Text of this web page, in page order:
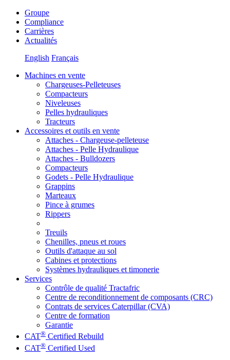
Groupe
Compliance
Carrières
Actualités
English Français
Machines en vente
Chargeuses-Pelleteuses
Compacteurs
Niveleuses
Pelles hydrauliques
Tracteurs
Accessoires et outils en vente
Attaches - Chargeuse-pelleteuse
Attaches - Pelle Hydraulique
Attaches - Bulldozers
Compacteurs
Godets - Pelle Hydraulique
Grappins
Marteaux
Pince à grumes
Rippers
Treuils
Chenilles, pneus et roues
Outils d'attaque au sol
Cabines et protections
Systèmes hydrauliques et timonerie
Services
Contrôle de qualité Tractafric
Centre de reconditionnement de composants (CRC)
Contrats de services Caterpillar (CVA)
Centre de formation
Garantie
CAT® Certified Rebuild
CAT® Certified Used